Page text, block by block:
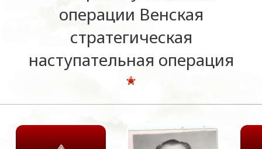
операции Венская
стратегическая
наступательная операция